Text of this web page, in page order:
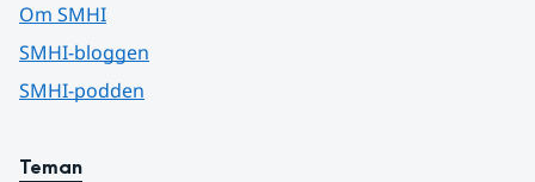
Om SMHI
SMHI-bloggen
SMHI-podden
Teman